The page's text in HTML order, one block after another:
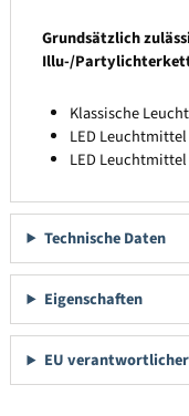
Grundsätzlich
Illu-/
Klassische
LED
LED
Technische Daten
Eigenschaften
EU